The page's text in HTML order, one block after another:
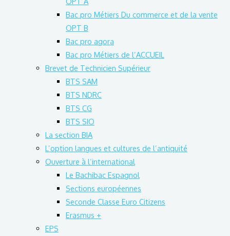
Bac pro Métiers Du commerce et de la vente
OPT B
Bac pro agora
Bac pro Métiers de l’ACCUEIL
Brevet de Technicien Supérieur
BTS SAM
BTS NDRC
BTS CG
BTS SIO
La section BIA
L’option langues et cultures de l’antiquité
Ouverture à l’international
Le Bachibac Espagnol
Sections européennes
Seconde Classe Euro Citizens
Erasmus +
EPS